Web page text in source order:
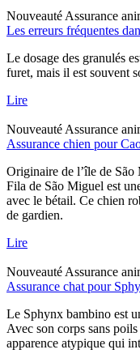
Nouveauté Assurance
Les erreurs fréquentes
Le dosage des granulés
furet, mais il est souvent
Lire
Nouveauté Assurance
Assurance chien pour
Originaire de l’île de São
Fila de São Miguel est
avec le bétail. Ce chien
de gardien.
Lire
Nouveauté Assurance
Assurance chat pour
Le Sphynx bambino est
Avec son corps sans
apparence atypique qui